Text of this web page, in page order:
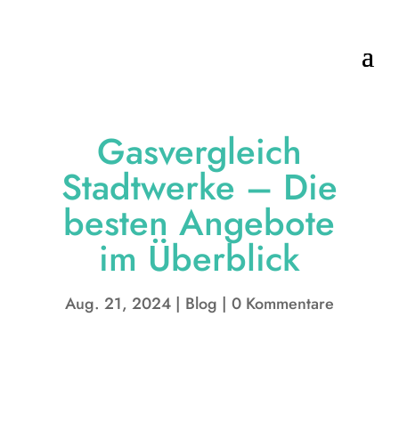
Gasvergleich
Stadtwerke – Die
besten Angebote
im Überblick
Aug. 21, 2024 Blog 0 Kommentare